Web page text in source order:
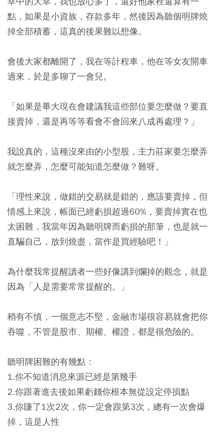
點，如果是小資族，存款多年，然後因為聽個明牌燒
掉全部積蓄，這真的後果難以想像。
會後大家都離開了，我在等計程車，他在等女友開車
過來，於是多聊了一會兒。
「如果是畢大現在會建議我這些部位要怎麼做？要直
接賣掉，還是再等等看會不會回來八成再處理？」
我說真的，這種沒來由的小型股，主力莊家要怎麼弄
就怎麼弄，怎麼可能知道怎麼做？難呀。
「理性來說，做錯的交易就是錯的，應該要賣掉，但
情感上來說，帳面已經虧損超過60%，要賣掉實在也
太困難，我當年因為聽明牌而虧損的那筆，也是就一
直騙自己，放到燒盡，當作是買經驗吧！」
為什麼我常提醒讀者一些好像講到爛掉的觀念，就是
因為「人是需要常常提醒的。」
稍有不慎，一個意志不堅，金融市場很容易就會把你
吞噬，不管是股市、期權、權證，都是很危險的。
聽明牌困難的有幾點：
1.你不知道消息來源已經是第幾手
2.你跟著進去後如果虧錢你根本無從設定停損點
3.你賺了1次2次，你一定會跟第3次，總有一次會爆
掉，這是人性